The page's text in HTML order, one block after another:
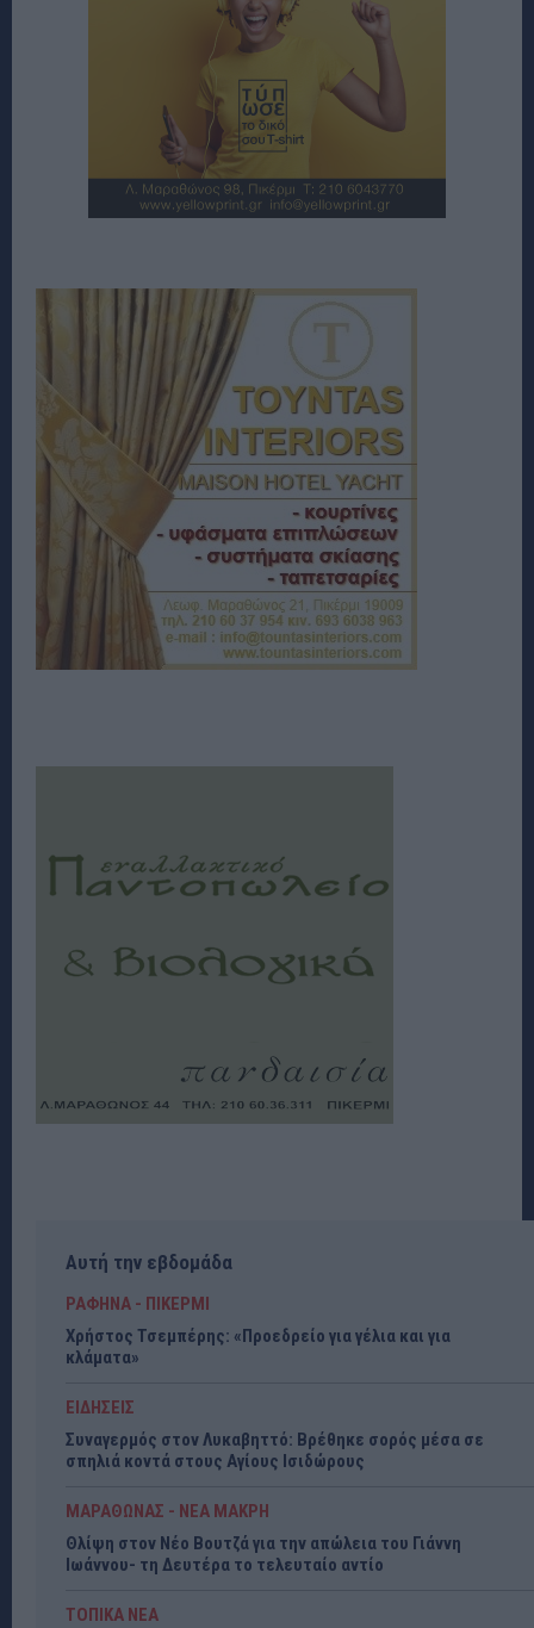
Αυτή την εβδομάδα
ΡΑΦΗΝΑ - ΠΙΚΕΡΜΙ
Χρήστος Τσεμπέρης: «Προεδρείο για γέλια και για
κλάματα»
ΕΙΔΗΣΕΙΣ
Συναγερμός στον Λυκαβηττό: Βρέθηκε σορός μέσα σε
σπηλιά κοντά στους Αγίους Ισιδώρους
ΜΑΡΑΘΩΝΑΣ - ΝΕΑ ΜΑΚΡΗ
Θλίψη στον Νέο Βουτζά για την απώλεια του Γιάννη
Ιωάννου- τη Δευτέρα το τελευταίο αντίο
ΤΟΠΙΚΑ ΝΕΑ